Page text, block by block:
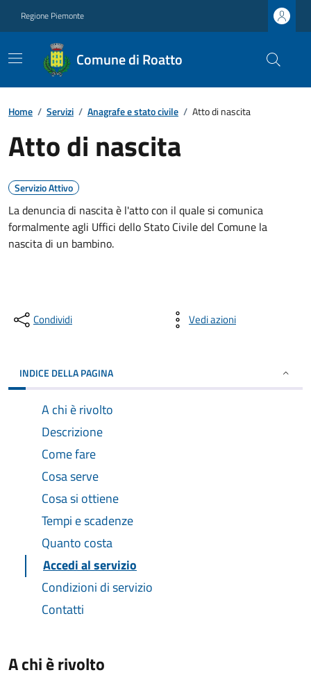
Regione Piemonte
Comune di Roatto
Home / Servizi / Anagrafe e stato civile / Atto di nascita
Atto di nascita
Servizio Attivo
La denuncia di nascita è l'atto con il quale si comunica
formalmente agli Uffici dello Stato Civile del Comune la
nascita di un bambino.
Condividi Vedi azioni
INDICE DELLA PAGINA
A chi è rivolto
Descrizione
Come fare
Cosa serve
Cosa si ottiene
Tempi e scadenze
Quanto costa
Accedi al servizio
Condizioni di servizio
Contatti
A chi è rivolto